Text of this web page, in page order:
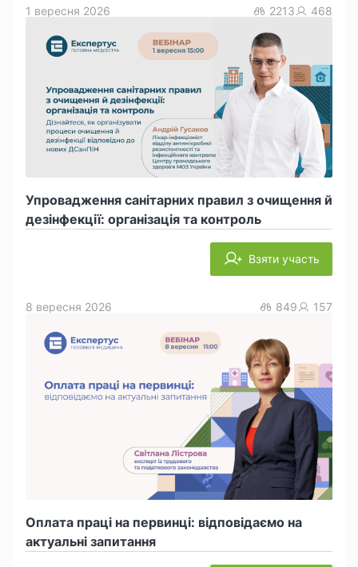
Упровадження санітарних правил з очищення й
дезінфекції: організація та контроль
1 вересня 2026 2213 468
Взяти участь
Оплата праці на первинці: відповідаємо на
актуальні запитання
8 вересня 2026 849 157